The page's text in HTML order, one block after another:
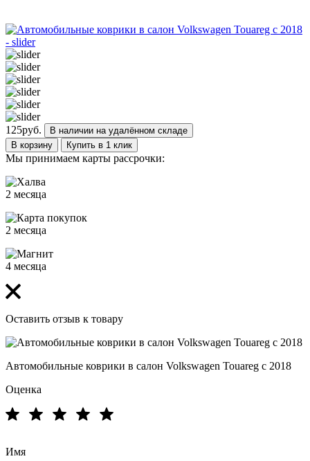
125руб.
В наличии на удалённом складе
В корзину
Купить в 1 клик
Мы принимаем карты рассрочки:
2 месяца
2 месяца
4 месяца
Оставить отзыв к товару
Автомобильные коврики в салон Volkswagen Touareg с 2018
Оценка
Имя